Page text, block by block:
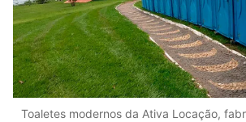
Toaletes modernos da Ativa Locação,